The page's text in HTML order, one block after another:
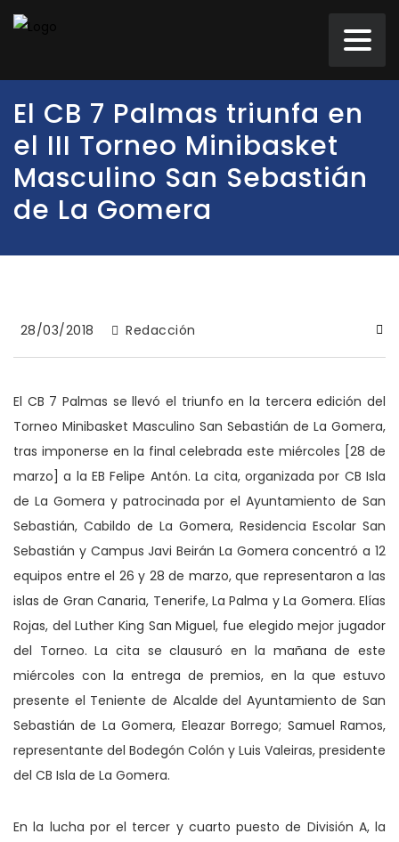
El CB 7 Palmas triunfa en
el III Torneo Minibasket
Masculino San Sebastián
de La Gomera
28/03/2018 Redacción
El CB 7 Palmas se llevó el triunfo en la tercera edición del
Torneo Minibasket Masculino San Sebastián de La Gomera,
tras imponerse en la final celebrada este miércoles [28 de
marzo] a la EB Felipe Antón. La cita, organizada por CB Isla
de La Gomera y patrocinada por el Ayuntamiento de San
Sebastián, Cabildo de La Gomera, Residencia Escolar San
Sebastián y Campus Javi Beirán La Gomera concentró a 12
equipos entre el 26 y 28 de marzo, que representaron a las
islas de Gran Canaria, Tenerife, La Palma y La Gomera. Elías
Rojas, del Luther King San Miguel, fue elegido mejor jugador
del Torneo. La cita se clausuró en la mañana de este
miércoles con la entrega de premios, en la que estuvo
presente el Teniente de Alcalde del Ayuntamiento de San
Sebastián de La Gomera, Eleazar Borrego; Samuel Ramos,
representante del Bodegón Colón y Luis Valeiras, presidente
del CB Isla de La Gomera.
En la lucha por el tercer y cuarto puesto de División A, la